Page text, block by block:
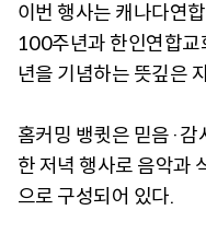
이번 행사는 캐나다연
100주년과 한인연합
년을 기념하는 뜻깊은
홈커밍 뱅큇은 믿음·
한 저녁 행사로 음악과
으로 구성되어 있다.